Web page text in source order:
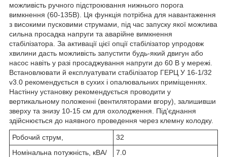
можливість ручного підстроювання нижнього порога
вимкнення (60-135В). Ця функція потрібна для навантаження
з високими пусковими струмами, під час запуску якої можлива
сильна просадка напруги та аварійне вимкнення
стабілізатора. За активації цієї опції стабілізатор упродовж
хвилини дасть можливість запустити будь-який двигун або
насос навіть у разі просаджування напруги до 60 В у мережі.
Встановлювати й експлуатувати стабілізатор ГЕРЦ У 16-1/32
v3.0 рекомендується в сухих і опалювальних приміщеннях.
Настінну установку рекомендується проводити у
вертикальному положенні (вентиляторами вгору), залишивши
зверху та знизу 10-15 см для охолодження. Під'єднання
здійснюється до наявного проведення через клемну колодку.
Робочий струм,
32
Номінальна потужність, кВА/
7.0